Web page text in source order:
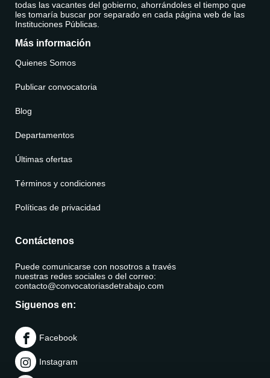
todas las vacantes del gobierno, ahorrándoles el tiempo que
les tomaría buscar por separado en cada página web de las
Instituciones Públicas.
Más información
Quienes Somos
Publicar convocatoria
Blog
Departamentos
Últimas ofertas
Términos y condiciones
Políticas de privacidad
Contáctenos
Puede comunicarse con nosotros a través
nuestras redes sociales o del correo:
contacto@convocatoriasdetrabajo.com
Siguenos en:
Facebook
Instagram